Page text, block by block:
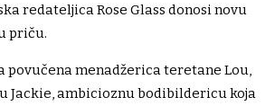
redateljica Rose Glass donosi novu
priču.
povučena menadžerica teretane Lou,
Jackie, ambicioznu bodibildericu koja